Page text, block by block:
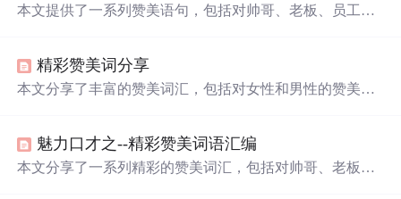
本文提供了一系列赞美语句，包括对帅哥、老板、员工及
精彩赞美词分享
本文分享了丰富的赞美词汇，包括对女性和男性的赞美
魅力口才之--精彩赞美词语汇编
本文分享了一系列精彩的赞美词汇，包括对帅哥、老板、